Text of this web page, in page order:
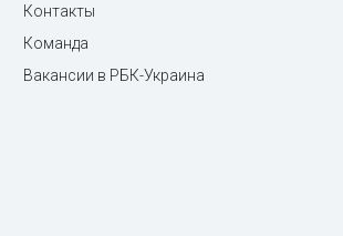
Контакты
Команда
Вакансии в РБК-Украина